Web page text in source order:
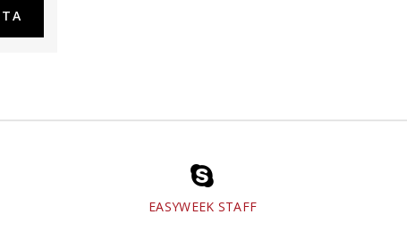
EASYWEEK STAFF